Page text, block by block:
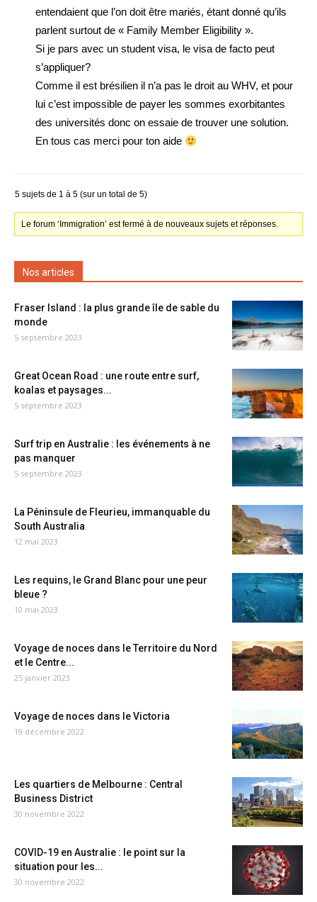
entendaient que l’on doit être mariés, étant donné qu’ils
parlent surtout de « Family Member Eligibility ».
Si je pars avec un student visa, le visa de facto peut
s’appliquer?
Comme il est brésilien il n’a pas le droit au WHV, et pour
lui c’est impossible de payer les sommes exorbitantes
des universités donc on essaie de trouver une solution.
En tous cas merci pour ton aide
5 sujets de 1 à 5 (sur un total de 5)
Le forum ‘Immigration’ est fermé à de nouveaux sujets et réponses.
Nos articles
Fraser Island : la plus grande île de sable du
monde
5 septembre 2023
Great Ocean Road : une route entre surf,
koalas et paysages...
5 septembre 2023
Surf trip en Australie : les événements à ne
pas manquer
5 septembre 2023
La Péninsule de Fleurieu, immanquable du
South Australia
12 mai 2023
Les requins, le Grand Blanc pour une peur
bleue ?
10 mai 2023
Voyage de noces dans le Territoire du Nord
et le Centre...
25 janvier 2023
Voyage de noces dans le Victoria
19 décembre 2022
Les quartiers de Melbourne : Central
Business District
30 novembre 2022
COVID-19 en Australie : le point sur la
situation pour les...
30 novembre 2022